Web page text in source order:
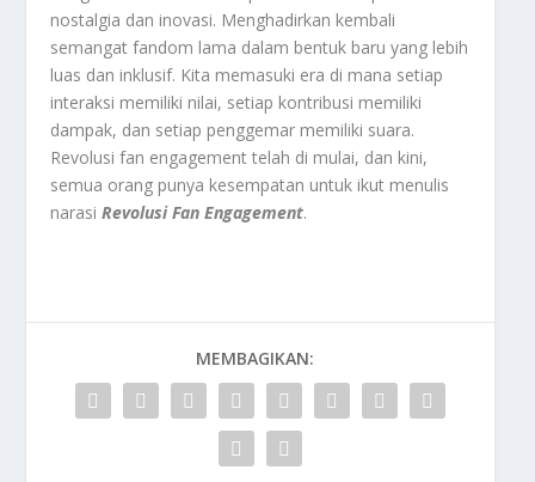
nostalgia dan inovasi. Menghadirkan kembali
semangat fandom lama dalam bentuk baru yang lebih
luas dan inklusif. Kita memasuki era di mana setiap
interaksi memiliki nilai, setiap kontribusi memiliki
dampak, dan setiap penggemar memiliki suara.
Revolusi fan engagement telah di mulai, dan kini,
semua orang punya kesempatan untuk ikut menulis
narasiRevolusi Fan Engagement.
MEMBAGIKAN: